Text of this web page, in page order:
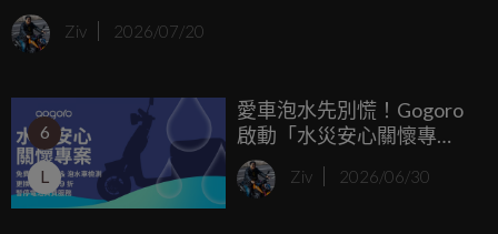
動機車夜遊活動絕對能讓你熱血沸騰。Gogoro 宣布
2026「百 GO 夜行」將於 9 月 12 日在桃園盛大舉行，這次官
讓上千台電動機車大軍悄無聲息地夜襲桃園航空城機堡。這
不僅是一場單純的車聚，更是一場結合了音樂、市集與科幻
巨型裝置的沉浸式派對。
Ziv 2026/07/20
6
L
愛車泡水先別慌！Gogoro
啟動「水災安心關懷專
案」，電池免月租、救援
免基本費加指定零件 9 折助
Ziv 2026/06/30